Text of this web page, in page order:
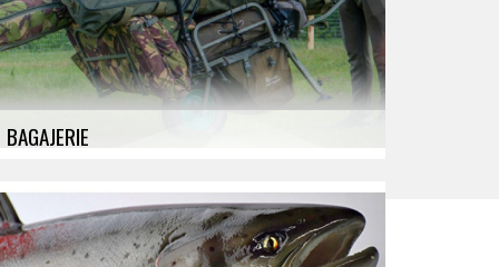
BAGAJERIE